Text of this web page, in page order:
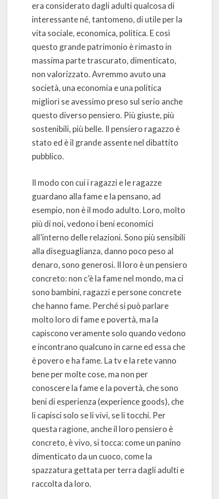
era considerato dagli adulti qualcosa di
interessante né, tantomeno, di utile per la
vita sociale, economica, politica. E così
questo grande patrimonio è rimasto in
massima parte trascurato, dimenticato,
non valorizzato. Avremmo avuto una
società, una economia e una politica
migliori se avessimo preso sul serio anche
questo diverso pensiero. Più giuste, più
sostenibili, più belle. Il pensiero ragazzo è
stato ed è il grande assente nel dibattito
pubblico.
Il modo con cui i ragazzi e le ragazze
guardano alla fame e la pensano, ad
esempio, non è il modo adulto. Loro, molto
più di noi, vedono i beni economici
all’interno delle relazioni. Sono più sensibili
alla diseguaglianza, danno poco peso al
denaro, sono generosi. Il loro è un pensiero
concreto: non c’è la fame nel mondo, ma ci
sono bambini, ragazzi e persone concrete
che hanno fame. Perché si può parlare
molto loro di fame e povertà, ma la
capiscono veramente solo quando vedono
e incontrano qualcuno in carne ed essa che
è povero e ha fame. La tv e la rete vanno
bene per molte cose, ma non per
conoscere la fame e la povertà, che sono
beni di esperienza (experience goods), che
li capisci solo se li vivi, se li tocchi. Per
questa ragione, anche il loro pensiero è
concreto, è vivo, si tocca: come un panino
dimenticato da un cuoco, come la
spazzatura gettata per terra dagli adulti e
raccolta da loro.